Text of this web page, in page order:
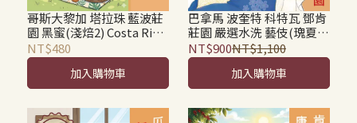
哥斯大黎加 塔拉珠 藍波莊
園 黑蜜(淺焙2) Costa Rica
Tarrazu Finca Gamboa
Micromill Black Honey
NT$480
加入購物車
巴拿馬 波奎特 科特瓦 鄧肯
莊園 嚴選水洗 藝伎(瑰夏)
(淺焙2) Panama Boquete
Kotowa Duncan Washed
NT$900NT$1,100
加入購物車